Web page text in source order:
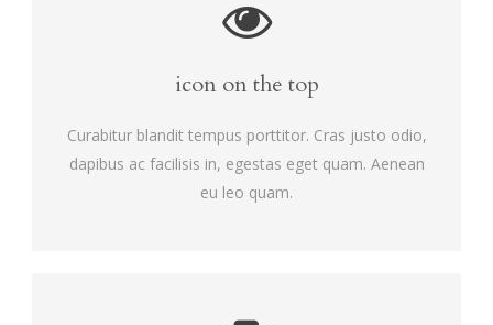
icon on the top
Curabitur blandit tempus porttitor. Cras justo odio,
dapibus ac facilisis in, egestas eget quam. Aenean
eu leo quam.